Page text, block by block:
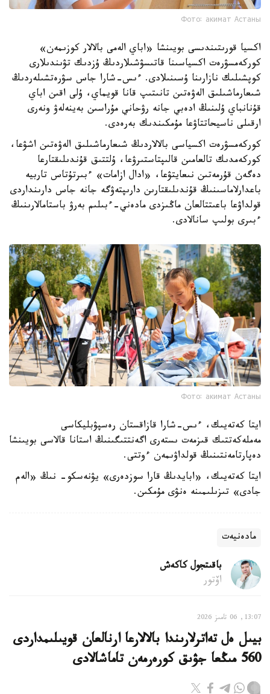
Фото: акимат Астаны
اكسيا قورىتىندىسى بويىنشا «اباي الەمى بالالار كوزىمەن»
كوركەمسۋرەت اكسياسىنا قاتىسۋشىلاردىڭ ۇزدىك تۋىندىلارى
كوپشىلىك نازارىنا ۇسىنىلادى. ءىس-شارا جاس سۋرەتشىلەردىڭ
شىعارماشىلىق الەۋەتىن تانىتىپ قانا قويماي، ۇلى اقىن اباي
قۇنانباي ۇلىنىڭ ادەبي جانە رۋحاني مۇراسىن بەينەلەۋ ونەرى
ارقىلى ناسيحاتتاۋعا مۇمكىندىك بەرەدى.
كوركەمسۋرەت اكسياسى بالالاردىڭ شىعارماشىلىق الەۋەتىن اشۋعا،
كوركەمدىك تالعامىن قالىپتاستىرۋعا، ۇلتتىق قۇندىلىقتارعا
دەگەن قۇرمەتىن نىعايتۋعا، «ادال ازامات» ءبىرتۇتاس تاربيە
باعدارلاماسىنىڭ قۇندىلىقتارىن دارىپتەۋگە جانە جاس دارىنداردى
قولداۋعا باعىتتالعان ماڭىزدى مادەني-ءبىلىم بەرۋ باستامالارىنىڭ
ءبىرى بولىپ سانالادى.
Фото: акимат Астаны
ايتا كەتەيىك، ءىس-شارا قازاقستان رەسپۋبليكاسى
مەملەكەتتىك قىزمەت ىستەرى اگەنتتىگىنىڭ استانا قالاسى بويىنشا
دەپارتامەنتىنىڭ قولداۋىمەن ءوتتى.
ايتا كەتەيىك، «ابايدىڭ قارا سوزدەرى» يۋنەسكو- نىڭ «الەم
جادى» تىزىلىمىنە ەنۋى مۇمكىن.
مادەنيەت
باقىتجول كاكەش
اۆتور
13:07, 06 تامىز 2026
بيىل ەل تەاترلارىندا بالالارعا ارنالعان قويىلىمداردى
560 مىڭعا جۋىق كورەرمەن تاماشالادى